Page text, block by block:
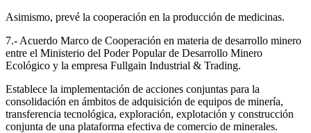
Asimismo, prevé la cooperación en la producción de medicinas.
7.- Acuerdo Marco de Cooperación en materia de desarrollo minero
entre el Ministerio del Poder Popular de Desarrollo Minero
Ecológico y la empresa Fullgain Industrial & Trading.
Establece la implementación de acciones conjuntas para la
consolidación en ámbitos de adquisición de equipos de minería,
transferencia tecnológica, exploración, explotación y construcción
conjunta de una plataforma efectiva de comercio de minerales.